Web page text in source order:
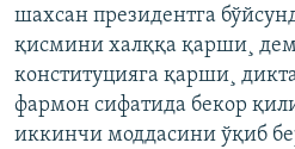
шахсан президентга
қисмини халққа қарши¸
конституцияга қарши¸
фармон сифатида бекор
иккинчи моддасини ўқиб